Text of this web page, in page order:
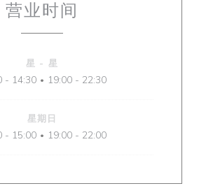
营业时间
星 - 星
- 14:30 • 19:00 - 22:30
星期日
- 15:00 • 19:00 - 22:00